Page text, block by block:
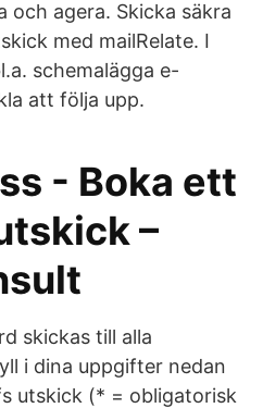
och agera. Skicka säkra
med mailRelate. I
schemalägga e-
att följa upp.
- Boka ett
–
skickas till alla
i dina uppgifter nedan
utskick (* = obligatorisk